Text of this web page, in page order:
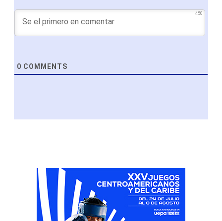
450
0 COMMENTS